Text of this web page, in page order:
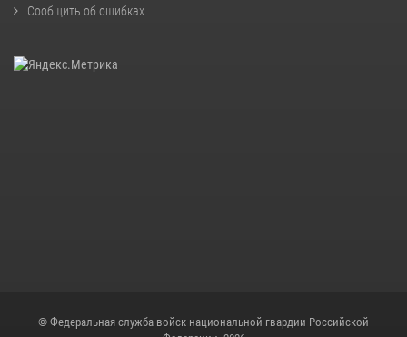
Сообщить об ошибках
© Федеральная служба войск национальной гвардии Российской